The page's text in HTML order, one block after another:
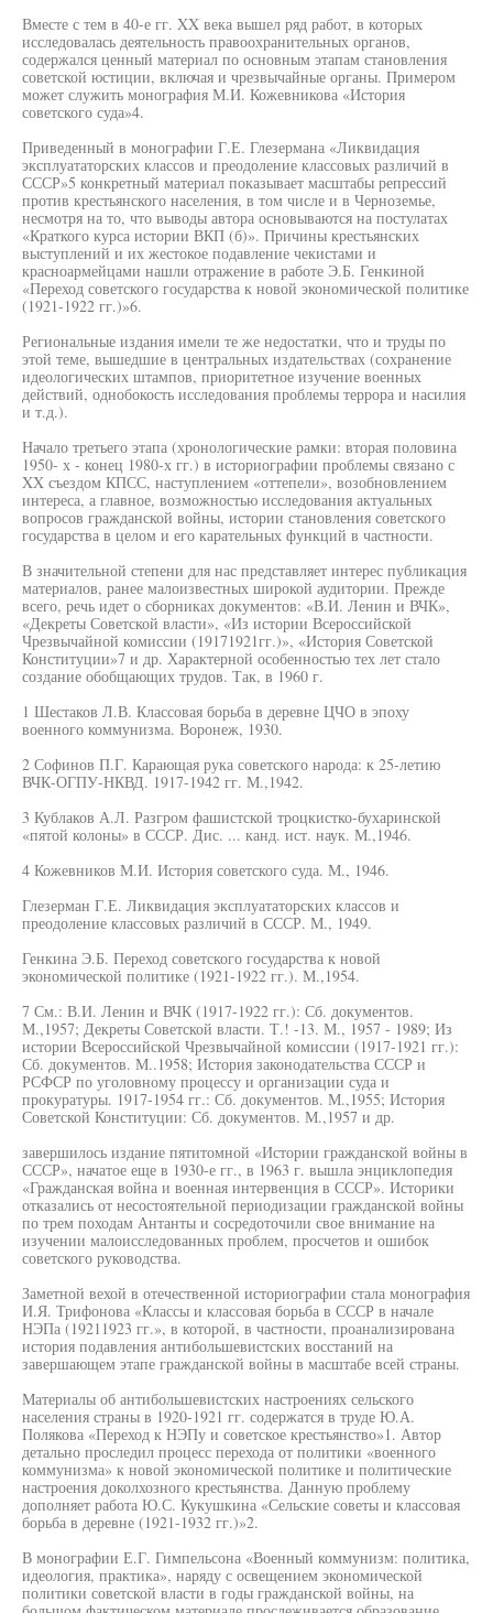
Вместе с тем в 40-е гг. XX века вышел ряд работ, в которых
исследовалась деятельность правоохранительных органов,
содержался ценный материал по основным этапам становления
советской юстиции, включая и чрезвычайные органы. Примером
может служить монография М.И. Кожевникова «История
советского суда»4.
Приведенный в монографии Г.Е. Глезермана «Ликвидация
эксплуататорских классов и преодоление классовых различий в
СССР»5 конкретный материал показывает масштабы репрессий
против крестьянского населения, в том числе и в Черноземье,
несмотря на то, что выводы автора основываются на постулатах
«Краткого курса истории ВКП (б)». Причины крестьянских
выступлений и их жестокое подавление чекистами и
красноармейцами нашли отражение в работе Э.Б. Генкиной
«Переход советского государства к новой экономической политике
(1921-1922 гг.)»6.
Региональные издания имели те же недостатки, что и труды по
этой теме, вышедшие в центральных издательствах (сохранение
идеологических штампов, приоритетное изучение военных
действий, однобокость исследования проблемы террора и насилия
и т.д.).
Начало третьего этапа (хронологические рамки: вторая половина
1950- х - конец 1980-х гг.) в историографии проблемы связано с
XX съездом КПСС, наступлением «оттепели», возобновлением
интереса, а главное, возможностью исследования актуальных
вопросов гражданской войны, истории становления советского
государства в целом и его карательных функций в частности.
В значительной степени для нас представляет интерес публикация
материалов, ранее малоизвестных широкой аудитории. Прежде
всего, речь идет о сборниках документов: «В.И. Ленин и ВЧК»,
«Декреты Советской власти», «Из истории Всероссийской
Чрезвычайной комиссии (19171921гг.)», «История Советской
Конституции»7 и др. Характерной особенностью тех лет стало
создание обобщающих трудов. Так, в 1960 г.
1 Шестаков Л.В. Классовая борьба в деревне ЦЧО в эпоху
военного коммунизма. Воронеж, 1930.
2 Софинов П.Г. Карающая рука советского народа: к 25-летию
ВЧК-ОГПУ-НКВД. 1917-1942 гг. М.,1942.
3 Кублаков А.Л. Разгром фашистской троцкистко-бухаринской
«пятой колоны» в СССР. Дис. ... канд. ист. наук. М.,1946.
4 Кожевников М.И. История советского суда. М., 1946.
Глезерман Г.Е. Ликвидация эксплуататорских классов и
преодоление классовых различий в СССР. М., 1949.
Генкина Э.Б. Переход советского государства к новой
экономической политике (1921-1922 гг.). М.,1954.
7 См.: В.И. Ленин и ВЧК (1917-1922 гг.): Сб. документов.
М.,1957; Декреты Советской власти. Т.! -13. М., 1957 - 1989; Из
истории Всероссийской Чрезвычайной комиссии (1917-1921 гг.):
Сб. документов. М..1958; История законодательства СССР и
РСФСР по уголовному процессу и организации суда и
прокуратуры. 1917-1954 гг.: Сб. документов. М.,1955; История
Советской Конституции: Сб. документов. М.,1957 и др.
завершилось издание пятитомной «Истории гражданской войны в
СССР», начатое еще в 1930-е гг., в 1963 г. вышла энциклопедия
«Гражданская война и военная интервенция в СССР». Историки
отказались от несостоятельной периодизации гражданской войны
по трем походам Антанты и сосредоточили свое внимание на
изучении малоисследованных проблем, просчетов и ошибок
советского руководства.
Заметной вехой в отечественной историографии стала монография
И.Я. Трифонова «Классы и классовая борьба в СССР в начале
НЭПа (19211923 гг.», в которой, в частности, проанализирована
история подавления антибольшевистских восстаний на
завершающем этапе гражданской войны в масштабе всей страны.
Материалы об антибольшевистских настроениях сельского
населения страны в 1920-1921 гг. содержатся в труде Ю.А.
Полякова «Переход к НЭПу и советское крестьянство»1. Автор
детально проследил процесс перехода от политики «военного
коммунизма» к новой экономической политике и политические
настроения доколхозного крестьянства. Данную проблему
дополняет работа Ю.С. Кукушкина «Сельские советы и классовая
борьба в деревне (1921-1932 гг.)»2.
В монографии Е.Г. Гимпельсона «Военный коммунизм: политика,
идеология, практика», наряду с освещением экономической
политики советской власти в годы гражданской войны, на